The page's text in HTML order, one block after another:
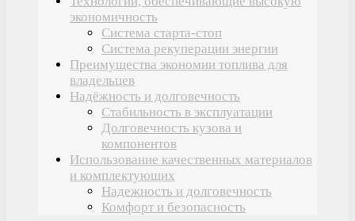
экономичность
Система старта-стоп
Система рекуперации энергии
Преимущества экономии топлива для
владельцев
Надёжность и долговечность
Стабильность в эксплуатации
Долговечность кузова и
компонентов
Использование качественных материалов
и комплектующих
Надежность и долговечность
Комфорт и безопасность